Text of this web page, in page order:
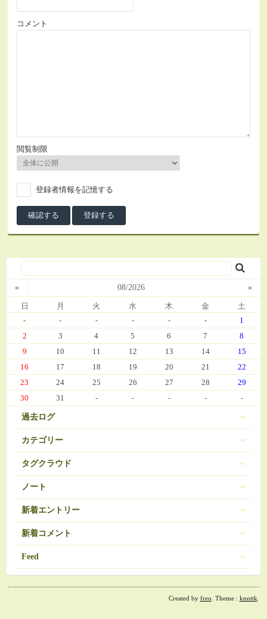
コメント
閲覧制限
登録者情報を記憶する
« 08/2026 »
日 月 火 水 木 金 土
- - - - - -
1
2
3 4 5 6 7
8
9
10 11 12 13 14
15
16
17 18 19 20 21
22
23
24 25 26 27 28
29
30
31 - - - - -
過去ログ
カテゴリー
伊豆 (303)
日常 (560)
娘の成長 (669)
ゲーム (342)
ガーデニング (39)
タグクラウド
BRAVELY DEFAULT
SDガンダム お弁当
お気に入り（私）
アーマードコア エランシア
オンラインゲーム 508 ガンダム 24
ノート
ノートは登録されていません。
新着エントリー
javascript 再勉強中
新着コメント
Re:エランシア DSH版SS
2026/06/18 from 承認待ち
Feed
Created by freo . Theme : knnttk